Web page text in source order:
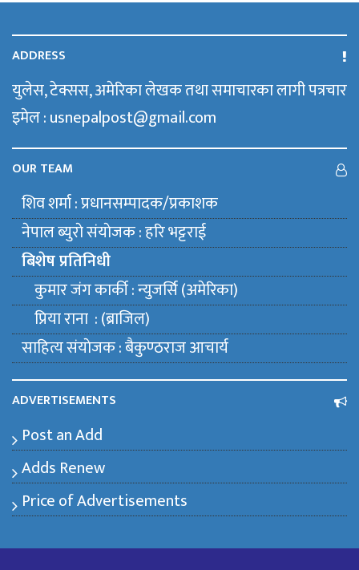
ADDRESS
युलेस, टेक्सस, अमेरिका लेखक तथा समाचारका लागी पत्रचार
इमेल : usnepalpost@gmail.com
OUR TEAM
शिव शर्मा : प्रधानसम्पादक/प्रकाशक
नेपाल ब्युराे संयाेजक : हरि भट्टराई
बिशेष प्रतिनिधी
कुमार जंग कार्की : न्युजर्सि (अमेरिका)
प्रिया राना : (ब्राजिल)
साहित्य संयाेजक : बैकुण्ठराज आचार्य
ADVERTISEMENTS
Post an Add
Adds Renew
Price of Advertisements